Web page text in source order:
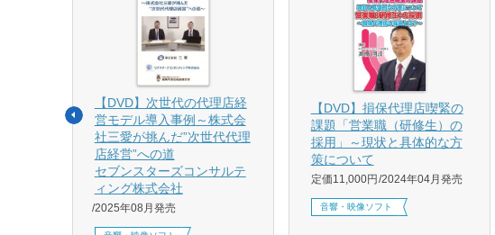
【DVD】次世代の代理店経
営モデル導入事例～株式会
社三愛が挑んだ”次世代代理
店経営”への道
セブンスターズコンサルテ
ィング株式会社
2025年08月発売
【DVD】損保代理店喫緊の
課題「営業職（研修生）の
採用」～現状と具体的な方
策について
定価11,000円 2024年04月発売
音響・映像ソフト